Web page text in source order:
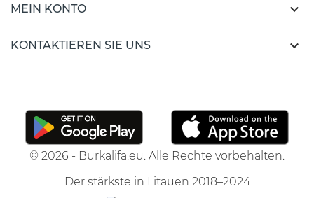
MEIN KONTO 
KONTAKTIEREN SIE UNS 
© 2026 - Burkalifa.eu. Alle Rechte vorbehalten.
Der stärkste in Litauen 2018–2024